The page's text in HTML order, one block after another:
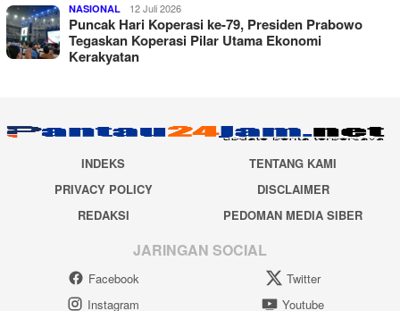
NASIONAL 12 Juli 2026
Puncak Hari Koperasi ke-79, Presiden Prabowo
Tegaskan Koperasi Pilar Utama Ekonomi
Kerakyatan
INDEKS
TENTANG KAMI
PRIVACY POLICY
DISCLAIMER
REDAKSI
PEDOMAN MEDIA SIBER
JARINGAN SOCIAL
Facebook
Twitter
Instagram
Youtube